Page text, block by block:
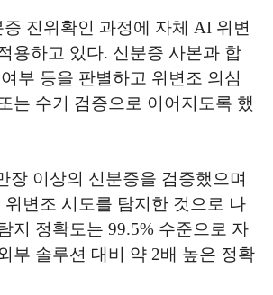
진위확인 과정에 자체 AI 위변
용하고 있다. 신분증 사본과 합
부 등을 판별하고 위변조 의심
는 수기 검증으로 이어지도록 했
장 이상의 신분증을 검증했으며
위변조 시도를 탐지한 것으로 나
지 정확도는 99.5% 수준으로 자
부 솔루션 대비 약 2배 높은 정확